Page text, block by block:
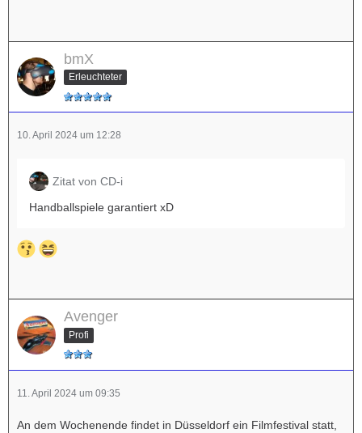
bmX
Erleuchteter
10. April 2024 um 12:28
Zitat von CD-i
Handballspiele garantiert xD
Avenger
Profi
11. April 2024 um 09:35
An dem Wochenende findet in Düsseldorf ein Filmfestival statt,